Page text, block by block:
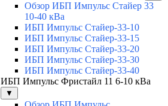
Обзор ИБП Импульс Стайер 33
10-40 кВа
ИБП Импульс Стайер-33-10
ИБП Импульс Стайер-33-15
ИБП Импульс Стайер-33-20
ИБП Импульс Стайер-33-30
ИБП Импульс Стайер-33-40
ИБП Импульс Фристайл 11 6-10 кВа
▼